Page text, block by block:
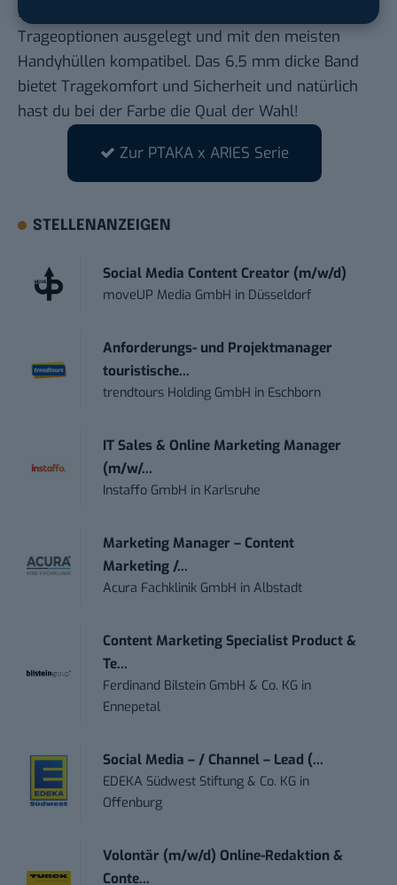
Schlüsselband ist auf drei verschiedene
Trageoptionen ausgelegt und mit den meisten
Handyhüllen kompatibel. Das 6,5 mm dicke Band
bietet Tragekomfort und Sicherheit und natürlich
hast du bei der Farbe die Qual der Wahl!
Zur PTAKA x ARIES Serie
STELLENANZEIGEN
Social Media Content Creator (m/w/d)
moveUP Media GmbH in Düsseldorf
Anforderungs- und Projektmanager
touristische...
trendtours Holding GmbH in Eschborn
IT Sales & Online Marketing Manager
(m/w/...
Instaffo GmbH in Karlsruhe
Marketing Manager – Content
Marketing /...
Acura Fachklinik GmbH inAlbstadt
Content Marketing Specialist Product &
Te...
Ferdinand Bilstein GmbH & Co. KG in
Ennepetal
Social Media – / Channel – Lead (...
EDEKA Südwest Stiftung & Co. KG in
Offenburg
Volontär (m/w/d) Online-Redaktion &
Conte...